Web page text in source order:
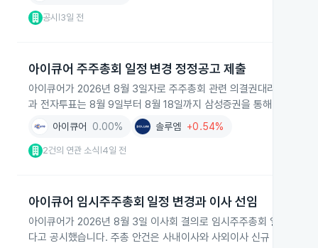
공시 3일 전
아이큐어 주주총회 일정 변경 정정공고 제출
아이큐어가 2026년 8월 3일자로 주주총회 관련 의결권대리행사권
과 전자투표는 8월 9일부터 8월 18일까지 삼성증권을 통해 접수되
아이큐어 0.00% 솔루엠 +0.54%
2건의 연관 소식 4일 전
아이큐어 임시주주총회 일정 변경과 이사 선임
아이큐어가 2026년 8월 3일 이사회 결의로 임시주주총회 일정을
다고 공시했습니다. 주총 안건은 사내이사와 사외이사 신규 선임이